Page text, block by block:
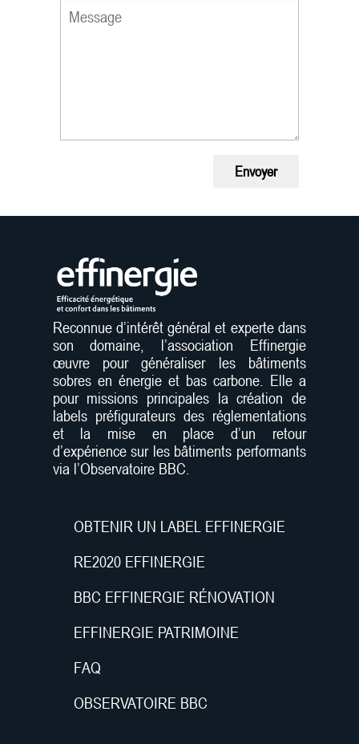
Envoyer
Reconnue d’intérêt général et experte dans
son domaine, l’association Effinergie
œuvre pour généraliser les bâtiments
sobres en énergie et bas carbone. Elle a
pour missions principales la création de
labels préfigurateurs des réglementations
et la mise en place d’un retour
d’expérience sur les bâtiments performants
via l’Observatoire BBC.
OBTENIR UN LABEL EFFINERGIE
RE2020 EFFINERGIE
BBC EFFINERGIE RÉNOVATION
EFFINERGIE PATRIMOINE
FAQ
OBSERVATOIRE BBC